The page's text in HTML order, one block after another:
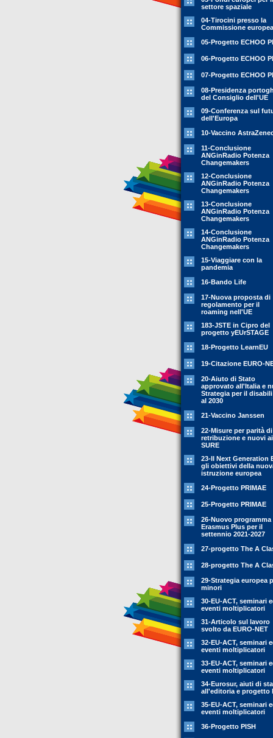
settore spaziale
04-Tirocini presso la
Commissione europea
05-Progetto ECHOO
06-Progetto ECHOO
07-Progetto ECHOO
08-Presidenza
del Consiglio dell'UE
09-Conferenza sul
dell'Europa
10-Vaccino
11-Conclusione
ANGinRadio Potenza
Changemakers
12-Conclusione
ANGinRadio Potenza
Changemakers
13-Conclusione
ANGinRadio Potenza
Changemakers
14-Conclusione
ANGinRadio Potenza
Changemakers
15-Viaggiare con la
pandemia
16-Bando Life
17-Nuova proposta di
regolamento per il
roaming nell'UE
183-JSTE in Cipro del
progetto yEUrSTAGE
18-Progetto LearnEU
19-Citazione EURO-
20-Aiuto di Stato
approvato all'Italia e
Strategia per il
al 2030
21-Vaccino Janssen
22-Misure per parità di
retribuzione e nuovi
SURE
23-Il Next Generation
gli obiettivi della
istruzione europea
24-Progetto PRIMAE
25-Progetto PRIMAE
26-Nuovo programma
Erasmus Plus per il
settennio 2021-2027
27-progetto The A
28-progetto The A
29-Strategia europea
minori
30-EU-ACT, seminari
eventi moltiplicatori
31-Articolo sul lavoro
svolto da EURO-NET
32-EU-ACT, seminari
eventi moltiplicatori
33-EU-ACT, seminari
eventi moltiplicatori
34-Eurosur, aiuti di
all'editoria e progetto
35-EU-ACT, seminari
eventi moltiplicatori
36-Progetto PISH